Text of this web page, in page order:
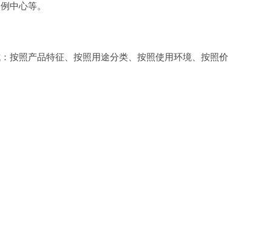
中心等。
按照产品特征、按照用途分类、按照使用环境、按照价